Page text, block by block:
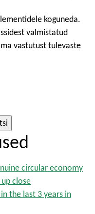
koguneda.
valmistatud
vastutust tulevaste
circular economy
close
the last 3 years in